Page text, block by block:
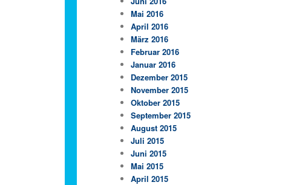
Mai 2016
April 2016
März 2016
Februar 2016
Januar 2016
Dezember 2015
November 2015
Oktober 2015
September 2015
August 2015
Juli 2015
Juni 2015
Mai 2015
April 2015